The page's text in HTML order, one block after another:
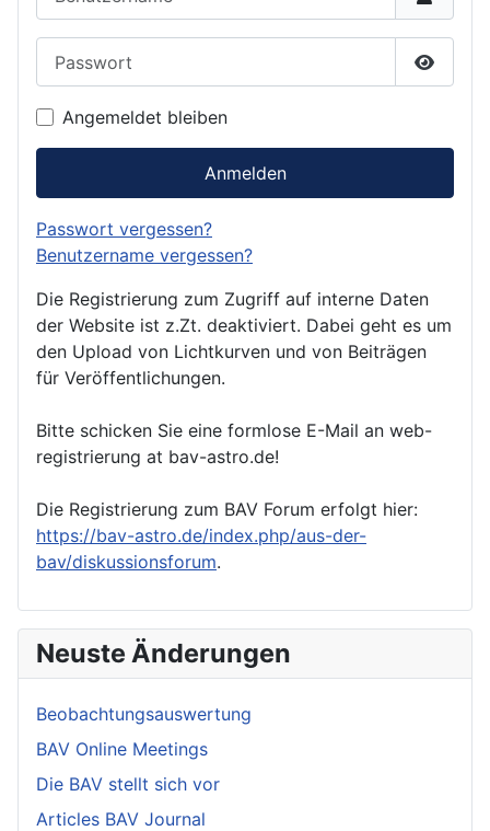
Angemeldet bleiben
Anmelden
Passwort vergessen?
Benutzername vergessen?
Die Registrierung zum Zugriff auf interne Daten
der Website ist z.Zt. deaktiviert. Dabei geht es um
den Upload von Lichtkurven und von Beiträgen
für Veröffentlichungen.
Bitte schicken Sie eine formlose E-Mail an web-
registrierung at bav-astro.de!
Die Registrierung zum BAV Forum erfolgt hier:
https://bav-astro.de/index.php/aus-der-
bav/diskussionsforum.
Neuste Änderungen
Beobachtungsauswertung
BAV Online Meetings
Die BAV stellt sich vor
Articles BAV Journal